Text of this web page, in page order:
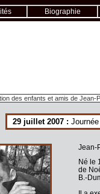
Biographie
des enfants et amis de Jean-
29 juillet 2007 :
Jean-
Né le
de
B.-